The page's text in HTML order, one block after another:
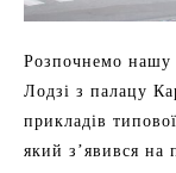
Розпочнемо нашу
Лодзі з палацу
прикладів
який з’явився на